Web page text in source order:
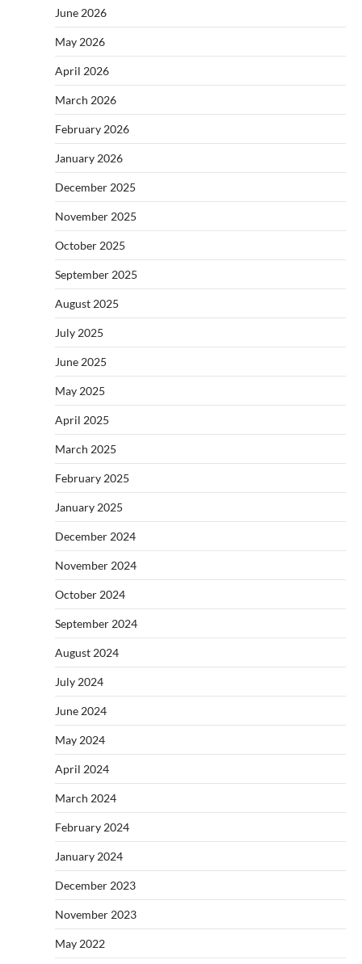
June 2026
May 2026
April 2026
March 2026
February 2026
January 2026
December 2025
November 2025
October 2025
September 2025
August 2025
July 2025
June 2025
May 2025
April 2025
March 2025
February 2025
January 2025
December 2024
November 2024
October 2024
September 2024
August 2024
July 2024
June 2024
May 2024
April 2024
March 2024
February 2024
January 2024
December 2023
November 2023
May 2022